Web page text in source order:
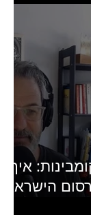
בר ריבנאי
איך